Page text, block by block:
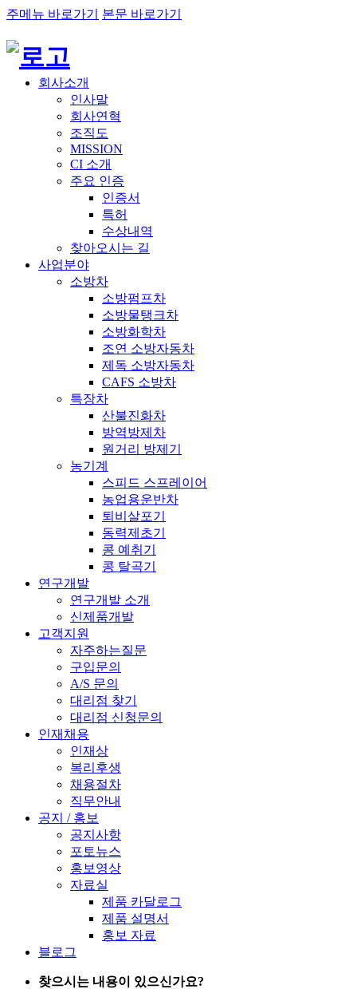
주메뉴 바로가기 본문 바로가기
회사소개
인사말
회사연혁
조직도
MISSION
CI 소개
주요 인증
인증서
특허
수상내역
찾아오시는 길
사업분야
소방차
소방펌프차
소방물탱크차
소방화학차
조연 소방자동차
제독 소방자동차
CAFS 소방차
특장차
산불진화차
방역방제차
원거리 방제기
농기계
스피드 스프레이어
농업용운반차
퇴비살포기
동력제초기
콩 예취기
콩 탈곡기
연구개발
연구개발 소개
신제품개발
고객지원
자주하는질문
구입문의
A/S 문의
대리점 찾기
대리점 신청문의
인재채용
인재상
복리후생
채용절차
직무안내
공지 / 홍보
공지사항
포토뉴스
홍보영상
자료실
제품 카달로그
제품 설명서
홍보 자료
블로그
찾으시는 내용이 있으신가요?